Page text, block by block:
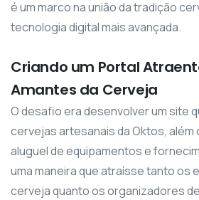
é um marco na união da tradição
tecnologia digital mais avançada.
Criando um Portal
Amantes da Cerveja
O desafio era desenvolver um site
cervejas artesanais da Oktos, além
aluguel de equipamentos e
uma maneira que atraísse tanto os
cerveja quanto os organizadores